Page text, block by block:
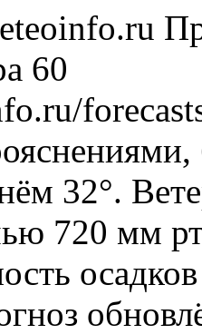
60
32°.
720 мм